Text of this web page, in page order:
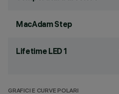
MacAdam Step
Lifetime LED 1
GRAFICI E CURVE POLARI